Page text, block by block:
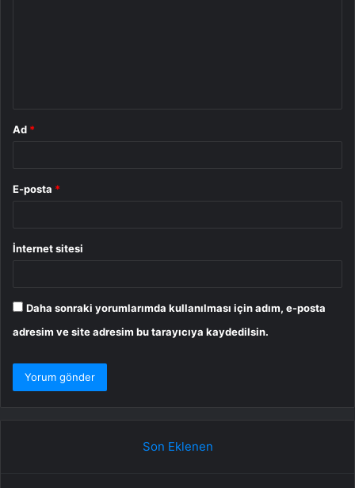
Ad *
E-posta *
İnternet sitesi
Daha sonraki yorumlarımda kullanılması için adım, e-posta
adresim ve site adresim bu tarayıcıya kaydedilsin.
Son Eklenen